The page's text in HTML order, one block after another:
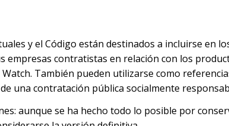
y el Código están destinados a incluirse en
empresas contratistas en relación con los
También pueden utilizarse como
una contratación pública socialmente
aunque se ha hecho todo lo posible por